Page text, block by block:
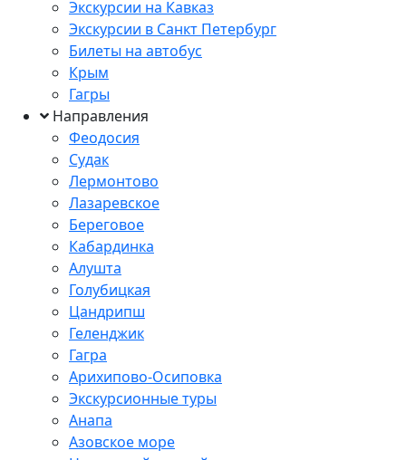
Экскурсии на Кавказ
Экскурсии в Санкт Петербург
Билеты на автобус
Крым
Гагры
Направления
Феодосия
Судак
Лермонтово
Лазаревское
Береговое
Кабардинка
Алушта
Голубицкая
Цандрипш
Геленджик
Гагра
Арихипово-Осиповка
Экскурсионные туры
Анапа
Азовское море